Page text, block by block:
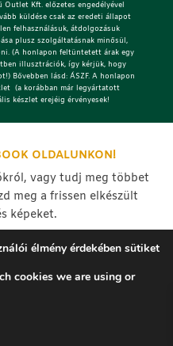
Outlet Kft. előzetes engedélyével
küldése csak az eredeti állapot
felhasználásuk, átdolgozásuk
plusz szolgáltatásnak minősül,
(A honlapon feltüntetett árak egy
illusztrációk, így kérjük, hogy
Bővebben lásd: ÁSZF. A honlapon
(a korábban már legyártatott
készlet erejéig érvényesek!
OLDALUNKON!
vagy tudj meg többet
meg a frissen elkészült
képeket.
élmény érdekében sütiket
cookies we are using or